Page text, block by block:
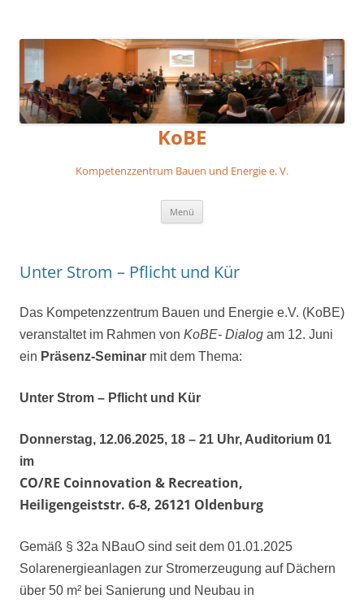
KoBE
Kompetenzzentrum Bauen und Energie e. V.
Menü
Unter Strom – Pflicht und Kür
Das Kompetenzzentrum Bauen und Energie e.V. (KoBE)
veranstaltet im Rahmen von KoBE- Dialog am 12. Juni
ein Präsenz-Seminar mit dem Thema:
Unter Strom – Pflicht und Kür
Donnerstag, 12.06.2025, 18 – 21 Uhr, Auditorium 01
im
CO/RE Coinnovation & Recreation,
Heiligengeiststr. 6-8, 26121 Oldenburg
Gemäß § 32a NBauO sind seit dem 01.01.2025
Solarenergieanlagen zur Stromerzeugung auf Dächern
über 50 m² bei Sanierung und Neubau in